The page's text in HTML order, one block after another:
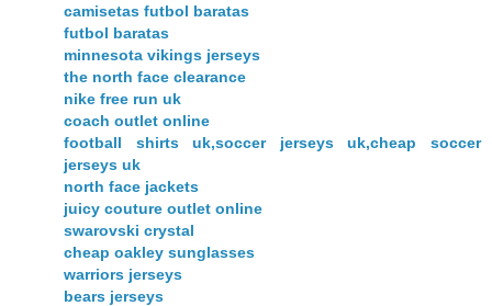
camisetas futbol baratas
futbol baratas
minnesota vikings jerseys
the north face clearance
nike free run uk
coach outlet online
football shirts uk,soccer jerseys uk,cheap soccer
jerseys uk
north face jackets
juicy couture outlet online
swarovski crystal
cheap oakley sunglasses
warriors jerseys
bears jerseys